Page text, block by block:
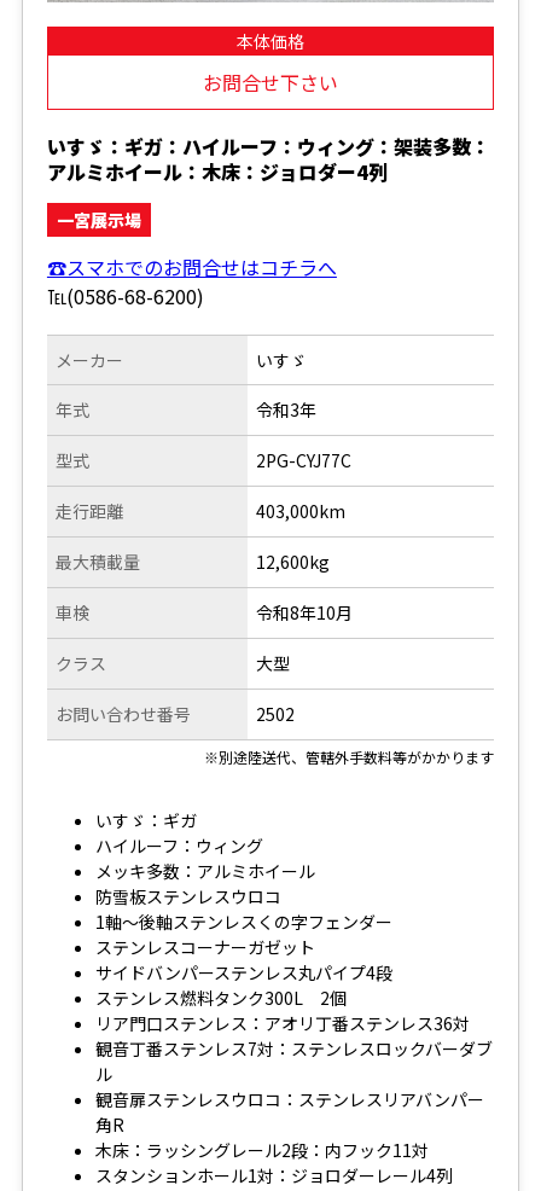
本体価格
お問合せ下さい
いすゞ：ギガ：ハイルーフ：ウィング：架装多数：
アルミホイール：木床：ジョロダー4列
一宮展示場
☎スマホでのお問合せはコチラへ
℡(0586-68-6200)
メーカー
年式
型式
走行距離
いすゞ
令和3年
2PG-CYJ77C
403,000km
最大積載量
車検
クラス
お問い合わせ番号
12,600kg
令和8年10月
大型
2502
※別途陸送代、管轄外手数料等がかかります
いすゞ：ギガ
ハイルーフ：ウィング
メッキ多数：アルミホイール
防雪板ステンレスウロコ
1軸～後軸ステンレスくの字フェンダー
ステンレスコーナーガゼット
サイドバンパーステンレス丸パイプ4段
ステンレス燃料タンク300L 2個
リア門口ステンレス：アオリ丁番ステンレス36対
観音丁番ステンレス7対：ステンレスロックバーダブ
ル
観音扉ステンレスウロコ：ステンレスリアバンパー
角R
木床：ラッシングレール2段：内フック11対
スタンションホール1対：ジョロダーレール4列